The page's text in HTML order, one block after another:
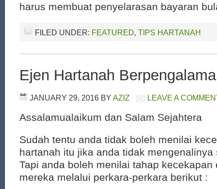
harus membuat penyelarasan bayaran
FILED UNDER: FEATURED, TIPS HARTANAH
Ejen Hartanah
JANUARY 29, 2016 BY AZIZ LEAVE A
Assalamualaikum dan Salam Sejahtera
Sudah tentu anda tidak boleh menilai
hartanah itu jika anda tidak mengenalinya
Tapi anda boleh menilai tahap
mereka melalui perkara-perkara berikut :